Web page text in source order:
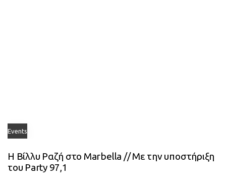
Events
Η Βίλλυ Ραζή στο Marbella // Με την υποστήριξη
του Party 97,1